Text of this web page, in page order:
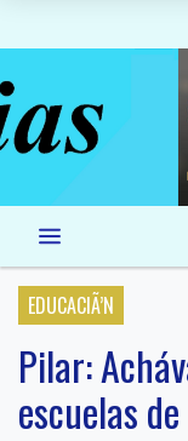
EDUCACIÃ’N
Pilar:
escuelas